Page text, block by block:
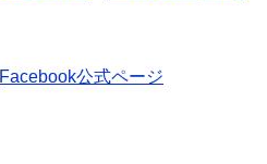
Facebook公式ページ